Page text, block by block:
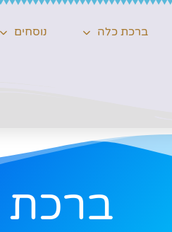
ברכת כלה נוסחים
ברכת